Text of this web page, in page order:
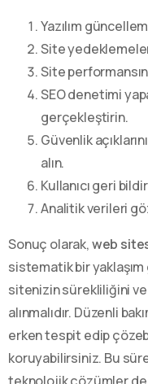
Yazılım
Site
Site
SEO denetimi
gerçekleştirin.
Güvenlik
alın.
Kullanıcı geri
Analitik verileri
Sonuç olarak,web
sistematik bir
sitenizin sürekliliğini
alınmalıdır. Düzenli
erken tespit edip
koruyabilirsiniz. Bu